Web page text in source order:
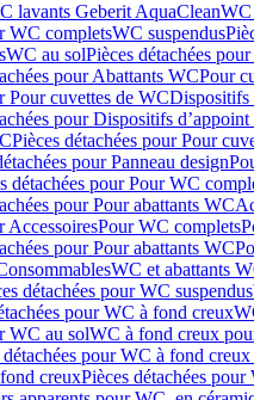
lavants Geberit AquaCleanWC
WC completsWC suspendus
WC au solPièces détachées
pour Abattants WCPour
Pour cuvettes de WCDispositifs
pour Dispositifs
Pièces détachées pour Pour
pour Panneau design
détachées pour Pour WC
pour Pour abattants WC
AccessoiresPour WC complets
pour Pour abattants WC
WC et abattants
détachées pour WC suspendus
pour WC à fond creux
WC au solWC à fond creux
détachées pour WC à fond
creuxPièces détachées